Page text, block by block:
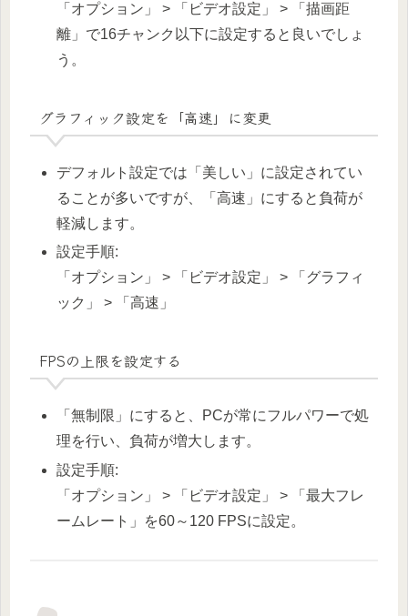
「オプション」 > 「ビデオ設定」 > 「描画距
離」で16チャンク以下に設定すると良いでしょ
う。
グラフィック設定を「高速」に変更
デフォルト設定では「美しい」に設定されてい
ることが多いですが、「高速」にすると負荷が
軽減します。
設定手順:
「オプション」 > 「ビデオ設定」 > 「グラフィ
ック」 > 「高速」
FPSの上限を設定する
「無制限」にすると、PCが常にフルパワーで処
理を行い、負荷が増大します。
設定手順:
「オプション」 > 「ビデオ設定」 > 「最大フレ
ームレート」を60～120 FPSに設定。